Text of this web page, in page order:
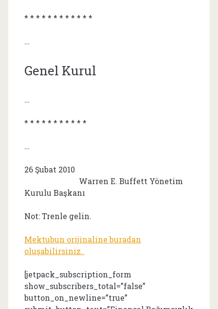
* * * * * * * * * * * *
…
Genel Kurul
…
* * * * * * * * * * *
…
26 Şubat 2010
Warren E. Buffett Yönetim
Kurulu Başkanı
Not: Trenle gelin.
Mektubun orijinaline buradan
oluşabilirsiniz.
[jetpack_subscription_form
show_subscribers_total=”false”
button_on_newline=”true”